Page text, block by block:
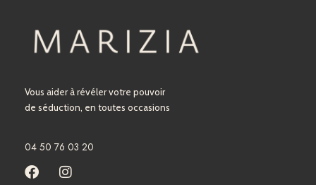
Vous aider à révéler votre pouvoir
de séduction, en toutes occasions
04 50 76 03 20
F
I